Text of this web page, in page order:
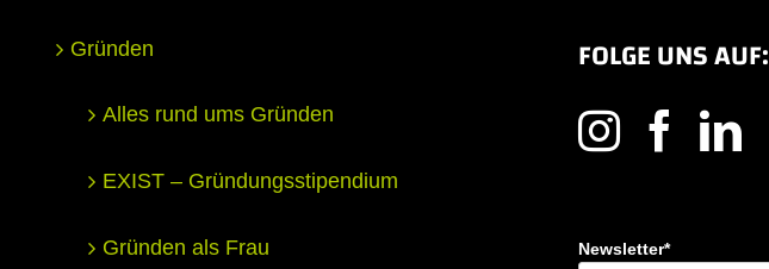
Gründen
Alles rund ums Gründen
EXIST – Gründungsstipendium
Gründen als Frau
FOLGE UNS AUF:
Newsletter*